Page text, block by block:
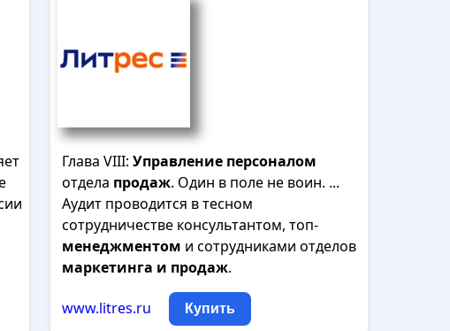
Глава VIII:Управление персоналом
отдела продаж. Один в поле не воин. ...
Аудит проводится в тесном
сотрудничестве консультантом, топ-
менеджментом и сотрудниками отделов
маркетинга и продаж.
www.litres.ru Купить